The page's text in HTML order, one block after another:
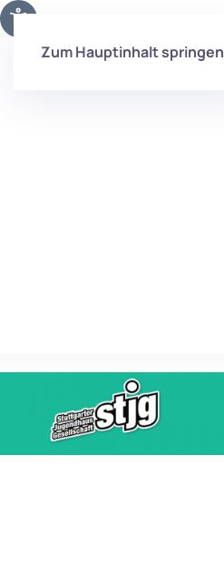
Zum Hauptinhalt springen